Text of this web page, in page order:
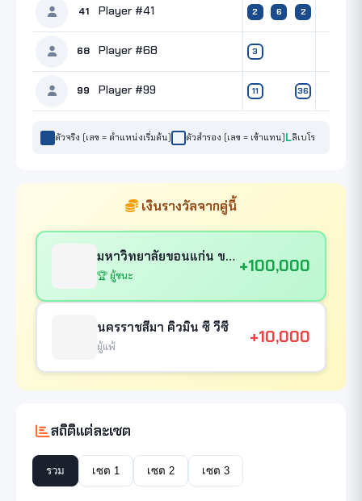
41 Player #41 2 6 2
68 Player #68 3
99 Player #99 11 36
ตัวจริง (เลข = ตำแหน่งเริ่มต้น) ตัวสำรอง (เลข = เข้าแทน) ลิเบโร
เงินรางวัลจากคู่นี้
มหาวิทยาลัยขอนแก่น ขอนแก่นสตาร์
🏆 ผู้ชนะ +100,000
นครราชสีมา คิวมิน ซี วีซี
ผู้แพ้ +10,000
สถิติแต่ละเซต
รวม เซต 1 เซต 2 เซต 3